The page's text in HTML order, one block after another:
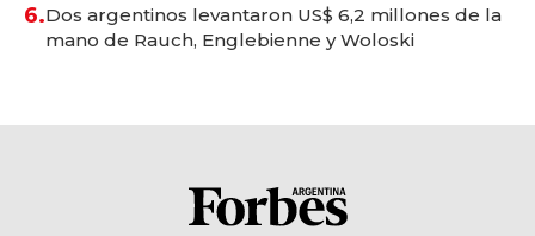
6.Dos argentinos levantaron US$ 6,2 millones de la
mano de Rauch, Englebienne y Woloski